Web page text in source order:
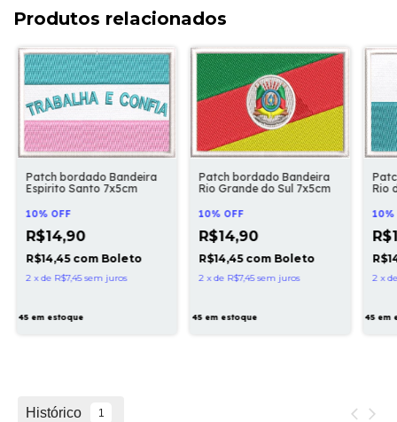
Produtos relacionados
Patch bordado Bandeira
Espirito Santo 7x5cm
10% OFF
R$14,90
R$14,45 com Boleto
2 xde R$7,45 sem juros
45em estoque
Patch bordado Bandeira
Rio Grande do Sul 7x5cm
10% OFF
R$14,90
R$14,45 com Boleto
2 xde R$7,45 sem juros
45em estoque
Rio
10%
2 x
45em